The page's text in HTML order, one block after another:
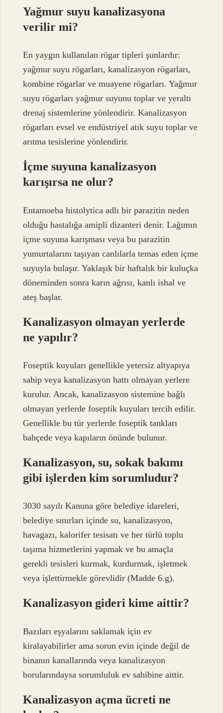
Yağmur suyu kanalizasyona
verilir mi?
En yaygın kullanılan rögar tipleri şunlardır:
yağmur suyu rögarları, kanalizasyon rögarları,
kombine rögarlar ve muayene rögarları. Yağmur
suyu rögarları yağmur suyunu toplar ve yeraltı
drenaj sistemlerine yönlendirir. Kanalizasyon
rögarları evsel ve endüstriyel atık suyu toplar ve
arıtma tesislerine yönlendirir.
İçme suyuna kanalizasyon
karışırsa ne olur?
Entamoeba histolytica adlı bir parazitin neden
olduğu hastalığa amipli dizanteri denir. Lağımın
içme suyuna karışması veya bu parazitin
yumurtalarını taşıyan canlılarla temas eden içme
suyuyla bulaşır. Yaklaşık bir haftalık bir kuluçka
döneminden sonra karın ağrısı, kanlı ishal ve
ateş başlar.
Kanalizasyon olmayan yerlerde
ne yapılır?
Foseptik kuyuları genellikle yetersiz altyapıya
sahip veya kanalizasyon hattı olmayan yerlere
kurulur. Ancak, kanalizasyon sistemine bağlı
olmayan yerlerde foseptik kuyuları tercih edilir.
Genellikle bu tür yerlerde foseptik tankları
bahçede veya kapıların önünde bulunur.
Kanalizasyon, su, sokak bakımı
gibi işlerden kim sorumludur?
3030 sayılı Kanuna göre belediye idareleri,
belediye sınırları içinde su, kanalizasyon,
havagazı, kalorifer tesisatı ve her türlü toplu
taşıma hizmetlerini yapmak ve bu amaçla
gerekli tesisleri kurmak, kurdurmak, işletmek
veya işlettirmekle görevlidir (Madde 6.g).
Kanalizasyon gideri kime aittir?
Bazıları eşyalarını saklamak için ev
kiralayabilirler ama sorun evin içinde değil de
binanın kanallarında veya kanalizasyon
borularındaysa sorumluluk ev sahibine aittir.
Kanalizasyon açma ücreti ne